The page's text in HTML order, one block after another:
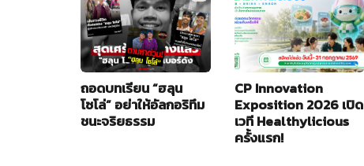
ถอดบทเรียน “ฮลุน
โซโล่” อย่าให้อัลกอริทึม
ชนะจริยธรรม
CP Innovation
Exposition 2026 เปิด
เวที Healthylicious
ครั้งแรก!